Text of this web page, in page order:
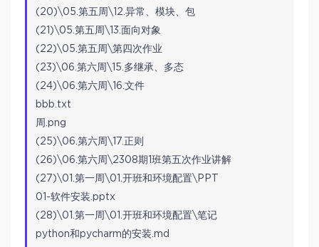
(20)\05.第五周\12.异常、模块、包
(21)\05.第五周\13.面向对象
(22)\05.第五周\第四次作业
(23)\06.第六周\15.多继承、多态
(24)\06.第六周\16.文件
bbb.txt
周.png
(25)\06.第六周\17.正则
(26)\06.第六周\2308期1班第五次作业讲解
(27)\01.第一周\01.开班和环境配置\PPT
01-软件安装.pptx
(28)\01.第一周\01.开班和环境配置\笔记
python和pycharm的安装.md